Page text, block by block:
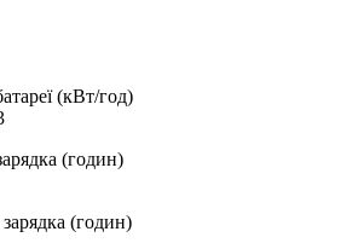
(кВт/год)
(годин)
(годин)